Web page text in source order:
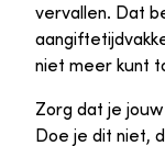
vervallen. Dat
niet meer kunt
Zorg dat je
Doe je dit niet,